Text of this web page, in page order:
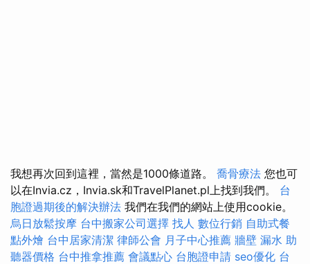
我想再次回到這裡，當然是1000條道路。 喬骨療法 您也可
以在Invia.cz，Invia.sk和TravelPlanet.pl上找到我們。 台
胞證過期後的解決辦法 我們在我們的網站上使用cookie。
烏日放鬆按摩 台中搬家公司選擇 找人 數位行銷 自助式餐
點外燴 台中居家清潔 律師公會 月子中心推薦 牆壁 漏水 助
聽器價格 台中推拿推薦 會議點心 台胞證申請 seo優化 台